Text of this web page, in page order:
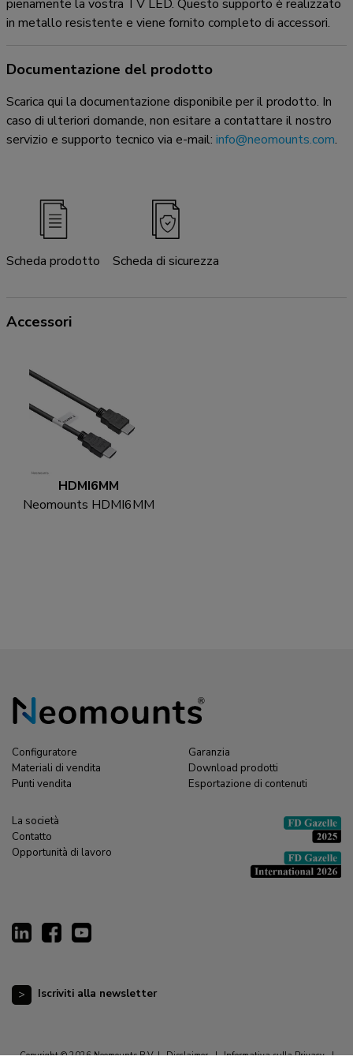
pienamente la vostra TV LED. Questo supporto è realizzato
in metallo resistente e viene fornito completo di accessori.
Documentazione del prodotto
Scarica qui la documentazione disponibile per il prodotto. In
caso di ulteriori domande, non esitare a contattare il nostro
servizio e supporto tecnico via e-mail: info@neomounts.com.
Scheda prodotto Scheda di sicurezza
Accessori
HDMI6MM
Neomounts HDMI6MM
Configuratore
Materiali di vendita
Punti vendita
Garanzia
Download prodotti
Esportazione di contenuti
La società
Contatto
Opportunità di lavoro
Iscriviti alla newsletter
Copyright © 2026 Neomounts B.V. | Disclaimer | Informativa sulla Privacy |